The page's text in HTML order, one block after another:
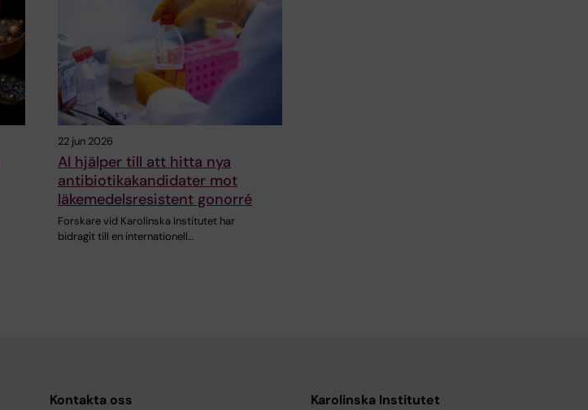
22 jun 2026
AI hjälper till att hitta nya
antibiotikakandidater mot
läkemedelsresistent gonorré
Forskare vid Karolinska Institutet har
bidragit till en internationell…
Kontakta oss
Karolinska Institutet